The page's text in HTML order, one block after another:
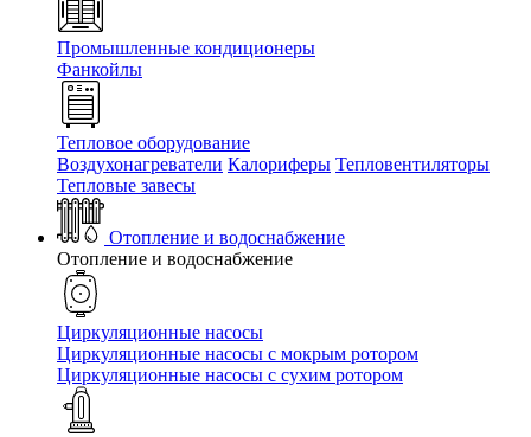
Промышленные кондиционеры
Фанкойлы
Тепловое оборудование
Воздухонагреватели Калориферы Тепловентиляторы
Тепловые завесы
Отопление и водоснабжение
Отопление и водоснабжение
Циркуляционные насосы
Циркуляционные насосы с мокрым ротором
Циркуляционные насосы с сухим ротором